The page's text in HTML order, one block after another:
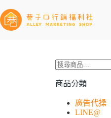
商品分類
廣告代操
LINE@